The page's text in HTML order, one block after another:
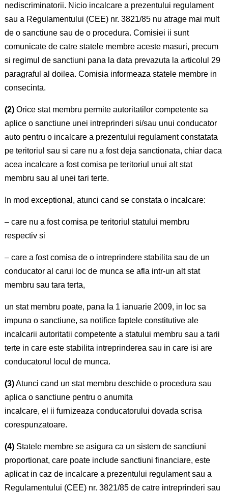
nediscriminatorii. Nicio incalcare a prezentului regulament
sau a Regulamentului (CEE) nr. 3821/85 nu atrage mai mult
de o sanctiune sau de o procedura. Comisiei ii sunt
comunicate de catre statele membre aceste masuri, precum
si regimul de sanctiuni pana la data prevazuta la articolul 29
paragraful al doilea. Comisia informeaza statele membre in
consecinta.
(2)Orice stat membru permite autoritatilor competente sa
aplice o sanctiune unei intreprinderi si/sau unui conducator
auto pentru o incalcare a prezentului regulament constatata
pe teritoriul sau si care nu a fost deja sanctionata, chiar daca
acea incalcare a fost comisa pe teritoriul unui alt stat
membru sau al unei tari terte.
In mod exceptional, atunci cand se constata o incalcare:
– care nu a fost comisa pe teritoriul statului membru
respectiv si
– care a fost comisa de o intreprindere stabilita sau de un
conducator al carui loc de munca se afla intr-un alt stat
membru sau tara terta,
un stat membru poate, pana la 1 ianuarie 2009, in loc sa
impuna o sanctiune, sa notifice faptele constitutive ale
incalcarii autoritatii competente a statului membru sau a tarii
terte in care este stabilita intreprinderea sau in care isi are
conducatorul locul de munca.
(3)Atunci cand un stat membru deschide o procedura sau
aplica o sanctiune pentru o anumita
incalcare, el ii furnizeaza conducatorului dovada scrisa
corespunzatoare.
(4)Statele membre se asigura ca un sistem de sanctiuni
proportionat, care poate include sanctiuni financiare, este
aplicat in caz de incalcare a prezentului regulament sau a
Regulamentului (CEE) nr. 3821/85 de catre intreprinderi sau